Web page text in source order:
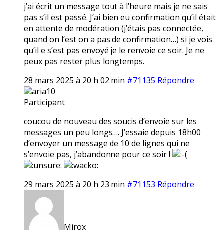
j’ai écrit un message tout à l’heure mais je ne sais
pas s’il est passé. J’ai bien eu confirmation qu’il était
en attente de modération (j’étais pas connectée,
quand on l’est on a pas de confirmation…) si je vois
qu’il e s’est pas envoyé je le renvoie ce soir. Je ne
peux pas rester plus longtemps.
28 mars 2025 à 20 h 02 min #71135 Répondre
aria10
Participant
coucou de nouveau des soucis d’envoie sur les
messages un peu longs…. J’essaie depuis 18h00
d’envoyer un message de 10 de lignes qui ne
s’envoie pas, j’abandonne pour ce soir !
29 mars 2025 à 20 h 23 min #71153 Répondre
Mirox